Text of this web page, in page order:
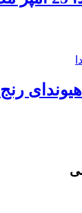
رنج 20 تا 25 آمپر